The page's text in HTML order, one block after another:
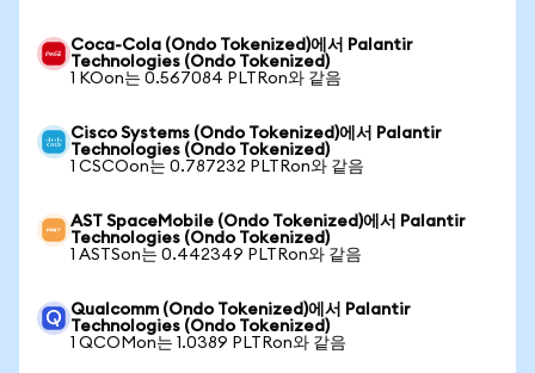
Coca-Cola (Ondo Tokenized)에서 Palantir
Technologies (Ondo Tokenized)
1 KOon는 0.567084 PLTRon와 같음
Cisco Systems (Ondo Tokenized)에서 Palantir
Technologies (Ondo Tokenized)
1 CSCOon는 0.787232 PLTRon와 같음
AST SpaceMobile (Ondo Tokenized)에서 Palantir
Technologies (Ondo Tokenized)
1 ASTSon는 0.442349 PLTRon와 같음
Qualcomm (Ondo Tokenized)에서 Palantir
Technologies (Ondo Tokenized)
1 QCOMon는 1.0389 PLTRon와 같음